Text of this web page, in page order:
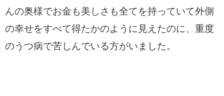
んの奥様でお金も美しさも全てを持っていて外側
の幸せをすべて得たかのように見えたのに、重度
のうつ病で苦しんでいる方がいました。